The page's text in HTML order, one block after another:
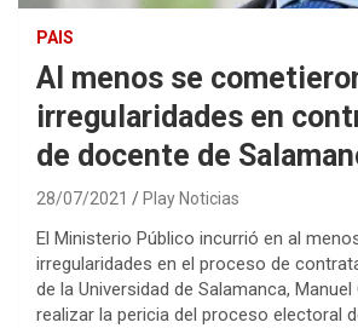
PAIS
Al menos se
irregularidades en
de docente de
28/07/2021 Play Noticias
El Ministerio Público incurrió en al
irregularidades en el proceso de
de la Universidad de Salamanca,
realizar la pericia del proceso electoral